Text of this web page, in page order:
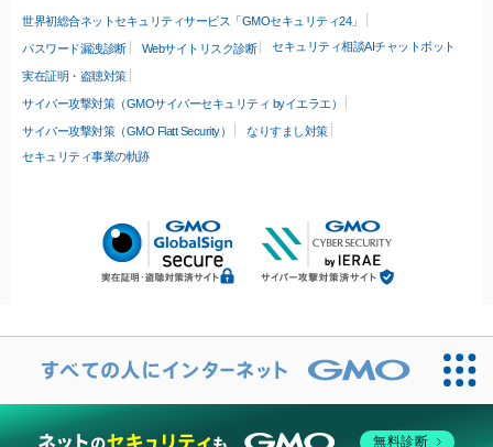
世界初総合ネットセキュリティサービス「GMOセキュリティ24」
パスワード漏洩診断 Webサイトリスク診断 セキュリティ相談AIチャットボット
実在証明・盗聴対策
サイバー攻撃対策（GMOサイバーセキュリティ byイエラエ）
サイバー攻撃対策（GMO Flatt Security）
なりすまし対策
セキュリティ事業の軌跡
無料診断